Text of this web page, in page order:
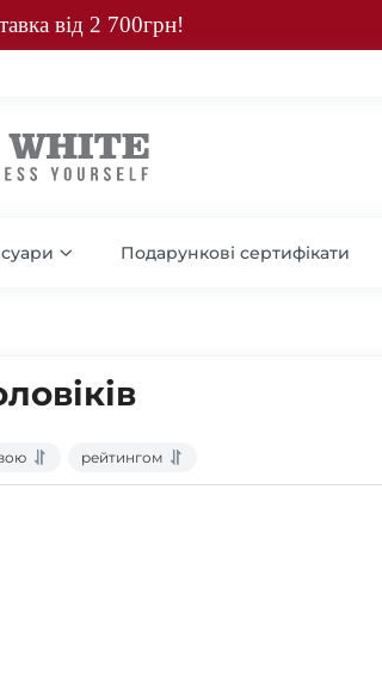
від 2 700грн!
Подарункові сертифікати
рейтингом